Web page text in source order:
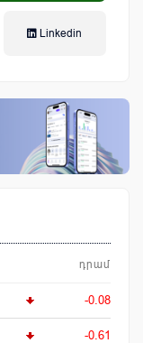
Linkedin
դրամ
-0.08
-0.61